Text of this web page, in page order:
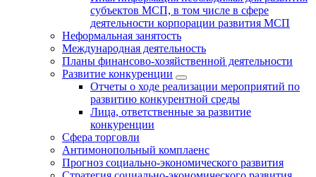
субъектов МСП, в том числе в сфере
деятельности корпорации развития МСП
Неформальная занятость
Международная деятельность
Планы финансово-хозяйственной деятельности
Развитие конкуренции
Отчеты о ходе реализации мероприятий по
развитию конкурентной среды
Лица, ответственные за развитие
конкуренции
Сфера торговли
Антимонопольный комплаенс
Прогноз социально-экономического развития